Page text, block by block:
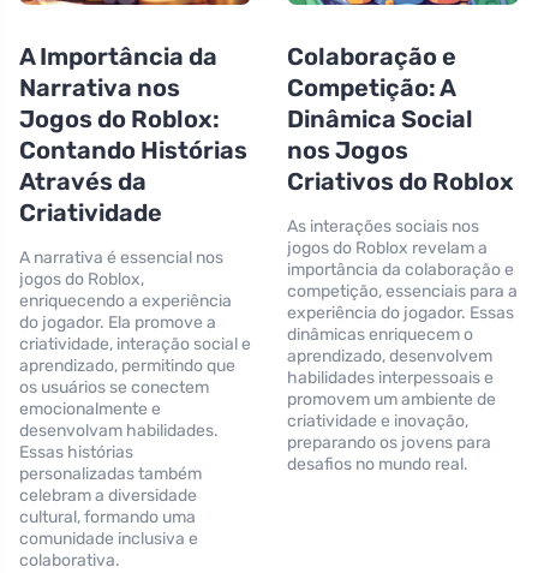
A Importância da
Narrativa nos
Jogos do Roblox:
Contando Histórias
Através da
Criatividade
A narrativa é essencial nos
jogos do Roblox,
enriquecendo a experiência
do jogador. Ela promove a
criatividade, interação social e
aprendizado, permitindo que
os usuários se conectem
emocionalmente e
desenvolvam habilidades.
Essas histórias
personalizadas também
celebram a diversidade
cultural, formando uma
comunidade inclusiva e
colaborativa.
Colaboração e
Competição: A
Dinâmica Social
nos Jogos
Criativos do Roblox
As interações sociais nos
jogos do Roblox revelam a
importância da colaboração e
competição, essenciais para a
experiência do jogador. Essas
dinâmicas enriquecem o
aprendizado, desenvolvem
habilidades interpessoais e
promovem um ambiente de
criatividade e inovação,
preparando os jovens para
desafios no mundo real.